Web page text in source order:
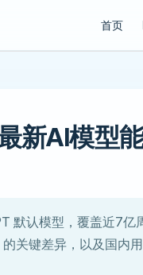
首页
新AI模型
默认模型，覆盖近7亿
关键差异，以及国内